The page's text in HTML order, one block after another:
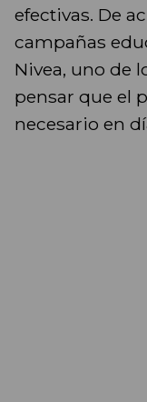
efectivas. De
campañas
Nivea, uno de
pensar que el
necesario en